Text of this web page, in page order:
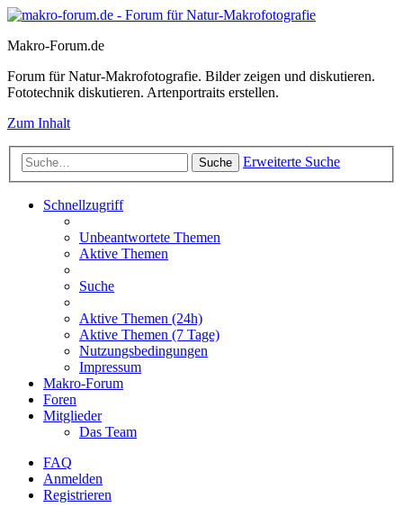
Makro-Forum.de
Forum für Natur-Makrofotografie. Bilder zeigen und diskutieren.
Fototechnik diskutieren. Artenportraits erstellen.
Zum Inhalt
Suche Erweiterte Suche
Schnellzugriff
Unbeantwortete Themen
Aktive Themen
Suche
Aktive Themen (24h)
Aktive Themen (7 Tage)
Nutzungsbedingungen
Impressum
Makro-Forum
Foren
Mitglieder
Das Team
FAQ
Anmelden
Registrieren